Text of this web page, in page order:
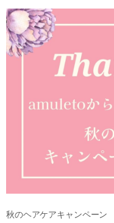
秋のヘアケアキャンペーン